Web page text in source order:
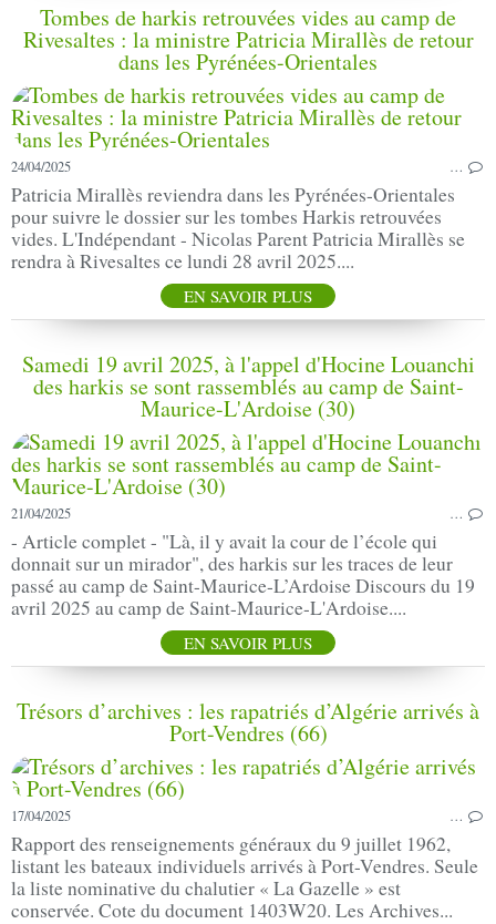
Tombes de harkis retrouvées vides au camp de
Rivesaltes : la ministre Patricia Mirallès de retour
dans les Pyrénées-Orientales
24/04/2025 …
Patricia Mirallès reviendra dans les Pyrénées-Orientales
pour suivre le dossier sur les tombes Harkis retrouvées
vides. L'Indépendant - Nicolas Parent Patricia Mirallès se
rendra à Rivesaltes ce lundi 28 avril 2025....
EN SAVOIR PLUS
Samedi 19 avril 2025, à l'appel d'Hocine Louanchi
des harkis se sont rassemblés au camp de Saint-
Maurice-L'Ardoise (30)
21/04/2025 …
- Article complet - "Là, il y avait la cour de l’école qui
donnait sur un mirador", des harkis sur les traces de leur
passé au camp de Saint-Maurice-L’Ardoise Discours du 19
avril 2025 au camp de Saint-Maurice-L'Ardoise....
EN SAVOIR PLUS
Trésors d’archives : les rapatriés d’Algérie arrivés à
Port-Vendres (66)
17/04/2025 …
Rapport des renseignements généraux du 9 juillet 1962,
listant les bateaux individuels arrivés à Port-Vendres. Seule
la liste nominative du chalutier « La Gazelle » est
conservée. Cote du document 1403W20. Les Archives...